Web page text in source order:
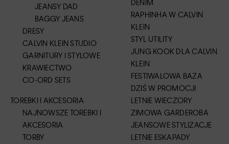
JEANSY DAD
BAGGY JEANS
DRESY
CALVIN KLEIN STUDIO
GARNITURY I STYLOWE
KRAWIECTWO
CO-ORD SETS
TOREBKI I AKCESORIA
NAJNOWSZE TOREBKI I
AKCESORIA
TORBY
DENIM
RAPHINHA W CALVIN
KLEIN
STYL UTILITY
JUNG KOOK DLA CALVIN
KLEIN
FESTIWALOWA BAZA
DZIŚ W PROMOCJI
LETNIE WIECZORY
ZIMOWA GARDEROBA
JEANSOWE STYLIZACJE
LETNIE ESKAPADY